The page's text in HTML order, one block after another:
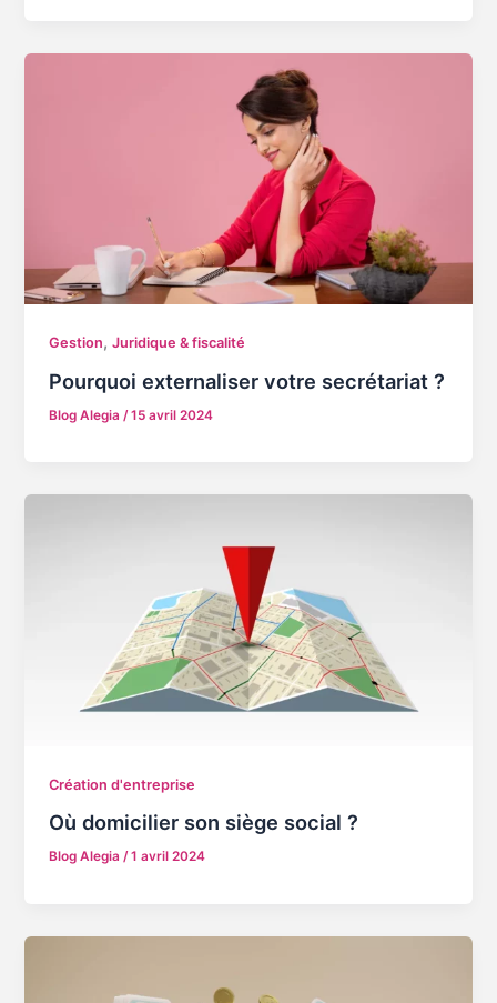
Gestion,Juridique & fiscalité
Pourquoi externaliser votre secrétariat ?
Blog Alegia /15 avril 2024
Création d'entreprise
Où domicilier son siège social ?
Blog Alegia/1 avril 2024